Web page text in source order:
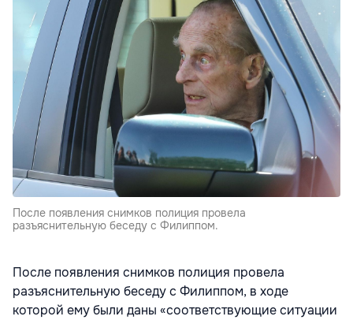
После появления снимков полиция провела
разъяснительную беседу с Филиппом.
После появления снимков полиция провела
разъяснительную беседу с Филиппом, в ходе
которой ему были даны «соответствующие ситуации